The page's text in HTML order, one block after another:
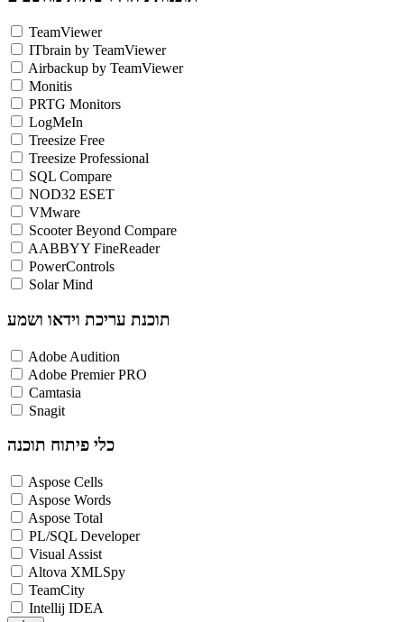
TeamViewer
ITbrain by TeamViewer
Airbackup by TeamViewer
Monitis
PRTG Monitors
LogMeIn
Treesize Free
Treesize Professional
SQL Compare
NOD32 ESET
VMware
Scooter Beyond Compare
AABBYY FineReader
PowerControls
Solar Mind
תוכנת עריכת וידאו ושמע
Adobe Audition
Adobe Premier PRO
Camtasia
Snagit
כלי פיתוח תוכנה
Aspose Cells
Aspose Words
Aspose Total
PL/SQL Developer
Visual Assist
Altova XMLSpy
TeamCity
Intellij IDEA